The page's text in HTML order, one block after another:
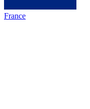
France